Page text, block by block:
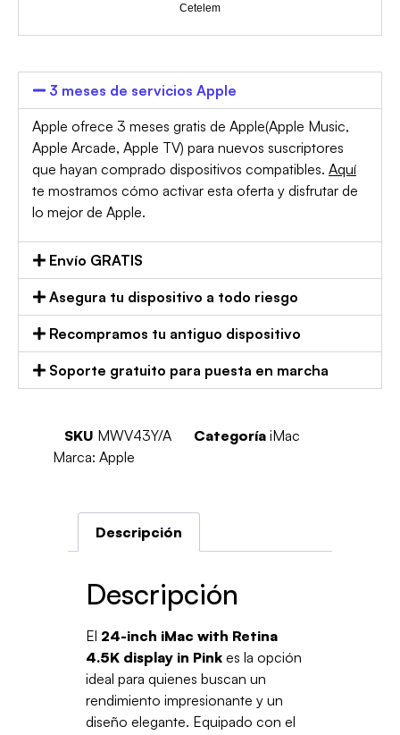
Cetelem
3 meses de servicios Apple
Apple ofrece 3 meses gratis de Apple(Apple Music,
Apple Arcade, Apple TV) para nuevos suscriptores
que hayan comprado dispositivos compatibles. Aquí
te mostramos cómo activar esta oferta y disfrutar de
lo mejor de Apple.
Envío GRATIS
Asegura tu dispositivo a todo riesgo
Recompramos tu antiguo dispositivo
Soporte gratuito para puesta en marcha
SKU MWV43Y/A Categoría iMac
Marca:Apple
Descripción
Descripción
El 24-inch iMac with Retina
4.5K display in Pinkes la opción
ideal para quienes buscan un
rendimiento impresionante y un
diseño elegante. Equipado con el